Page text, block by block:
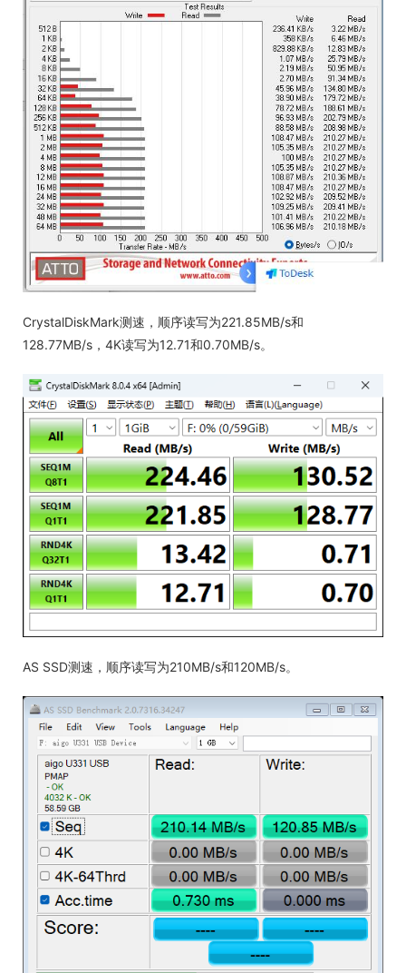
CrystalDiskMark测速，顺序读写为221.85MB/s和
128.77MB/s，4K读写为12.71和0.70MB/s。
AS SSD测速，顺序读写为210MB/s和120MB/s。